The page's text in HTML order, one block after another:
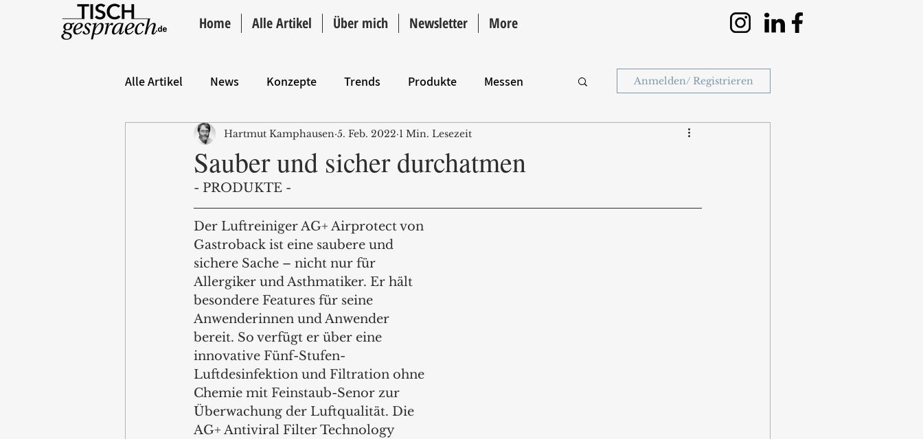
Home Alle Artikel Über mich Newsletter More
Alle Artikel News Konzepte Trends Produkte Messen
Hintergrund ANZEIGE Intro
Anmelden/ Registrieren
Sauber und sicher durchatmen
Hartmut Kamphausen 5. Feb. 2022 1 Min. Lesezeit
- PRODUKTE -
Der Luftreiniger AG+ Airprotect von
Gastroback ist eine saubere und
sichere Sache – nicht nur für
Allergiker und Asthmatiker. Er hält
besondere Features für seine
Anwenderinnen und Anwender
bereit. So verfügt er über eine
innovative Fünf-Stufen-
Luftdesinfektion und Filtration ohne
Chemie mit Feinstaub-Senor zur
Überwachung der Luftqualität. Die
AG+ Antiviral Filter Technology